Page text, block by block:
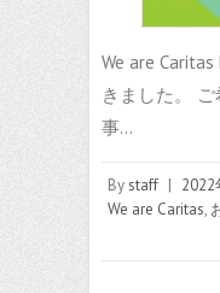
We are
きました。 ご
事…
Bystaff | 2022
We are Caritas,